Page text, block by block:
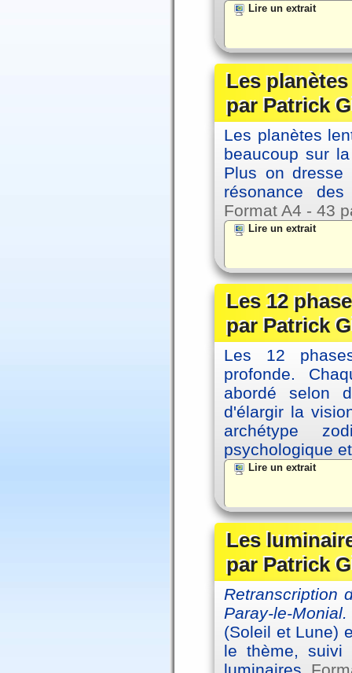
Lire un extrait
Les
par Patrick
Les planètes
beaucoup sur
Plus on dresse
résonance
Format A4 - 43
Lire un extrait
Les 12
par Patrick
Les 12
profonde.
abordé selon
d'élargir la
archétype
psychologique
Lire un extrait
Les
par Patrick
Retranscription
Paray-le-Monial.
(Soleil et Lune)
le thème, suivi